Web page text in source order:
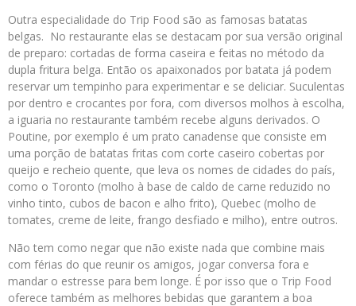
Outra especialidade do Trip Food são as famosas batatas
belgas. No restaurante elas se destacam por sua versão original
de preparo: cortadas de forma caseira e feitas no método da
dupla fritura belga. Então os apaixonados por batata já podem
reservar um tempinho para experimentar e se deliciar. Suculentas
por dentro e crocantes por fora, com diversos molhos à escolha,
a iguaria no restaurante também recebe alguns derivados. O
Poutine, por exemplo é um prato canadense que consiste em
uma porção de batatas fritas com corte caseiro cobertas por
queijo e recheio quente, que leva os nomes de cidades do país,
como o Toronto (molho à base de caldo de carne reduzido no
vinho tinto, cubos de bacon e alho frito), Quebec (molho de
tomates, creme de leite, frango desfiado e milho), entre outros.
Não tem como negar que não existe nada que combine mais
com férias do que reunir os amigos, jogar conversa fora e
mandar o estresse para bem longe. É por isso que o Trip Food
oferece também as melhores bebidas que garantem a boa